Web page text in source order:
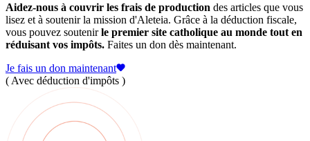
Aidez-nous à couvrir les frais de production des articles que vous
lisez et à soutenir la mission d'Aleteia. Grâce à la déduction fiscale,
vous pouvez soutenirle premier site catholique au monde tout en
réduisant vos impôts. Faites un don dès maintenant.
Je fais un don maintenant
( Avec déduction d'impôts )